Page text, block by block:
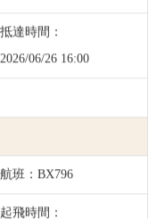
2026/06/26 16:00
BX796